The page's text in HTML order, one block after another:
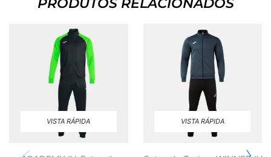
VISTA RÁPIDA VISTA RÁPIDA